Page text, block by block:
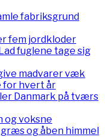
fabriksgrund
fem jordkloder
fuglene tage sig
madvarer væk
for hvert år
Danmark på tværs
og voksne
og åben himmel